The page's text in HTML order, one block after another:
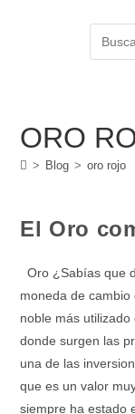
ORO
> Blog > oro rojo
El Oro
Oro ¿Sabías que
moneda de
noble más utilizado
donde surgen las
una de las
que es un valor
siempre ha estado